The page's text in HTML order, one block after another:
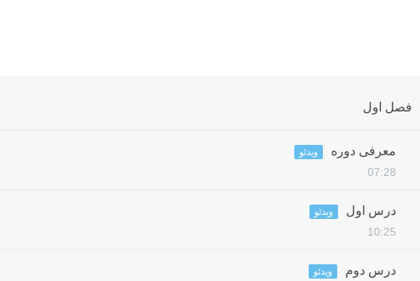
فصل اول
معرفی دوره ویدئو
07:28
درس اول ویدئو
10:25
درس دوم ویدئو